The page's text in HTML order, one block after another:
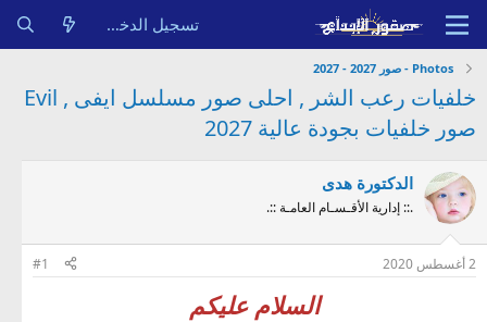
تسجيل الدخول
Photos - صور 2027 - 2027
خلفيات رعب الشر , احلى صور مسلسل ايفى , Evil
صور خلفيات بجودة عالية 2027
الدكتورة هدى
.:: إدارية الأقـسـام العامـة ::.
2 أغسطس 2020 #1
السلام عليكم